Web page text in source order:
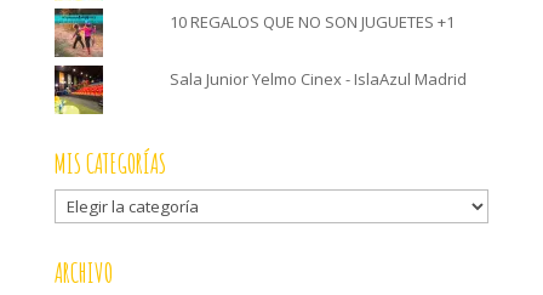
10 REGALOS QUE NO SON JUGUETES +1
Sala Junior Yelmo Cinex - IslaAzul Madrid
MIS CATEGORÍAS
Mis
categorías
ARCHIVO